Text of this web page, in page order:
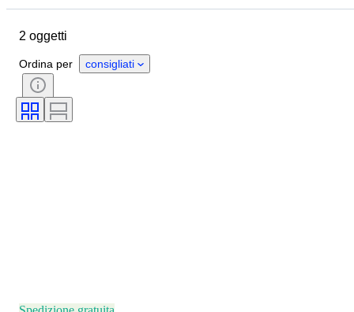
Paese d’origine
Condizioni
Certificato
2 oggetti
Ordina per consigliati